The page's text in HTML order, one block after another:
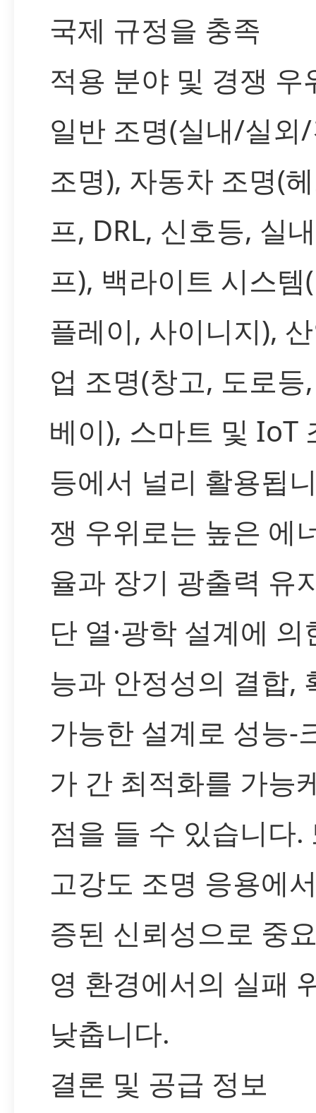
국제 규정을 충족
적용 분야 및 경쟁 우
일반 조명(실내/실외
조명), 자동차 조명(
프, DRL, 신호등, 실
프), 백라이트 시스템
플레이, 사이니지),
업 조명(창고, 도로등
베이), 스마트 및 IoT
등에서 널리 활용됩
쟁 우위로는 높은 에
율과 장기 광출력 유
단 열·광학 설계에 의
능과 안정성의 결합,
가능한 설계로 성능-
가 간 최적화를 가능
점을 들 수 있습니다.
고강도 조명 응용에
증된 신뢰성으로 중
영 환경에서의 실패
낮춥니다.
결론 및 공급 정보